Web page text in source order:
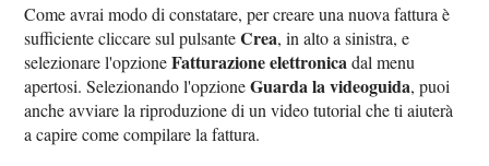
Come avrai modo di constatare, per creare una nuova fattura è
sufficiente cliccare sul pulsanteCrea, in alto a sinistra, e
selezionare l'opzioneFatturazione elettronicadal menu
apertosi. Selezionando l'opzioneGuarda la videoguida, puoi
anche avviare la riproduzione di un video tutorial che ti aiuterà
a capire come compilare la fattura.